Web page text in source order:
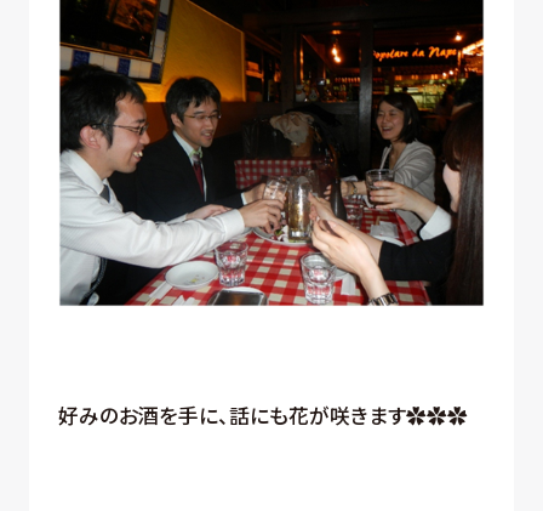
好みのお酒を手に、話にも花が咲きます✿✿✿